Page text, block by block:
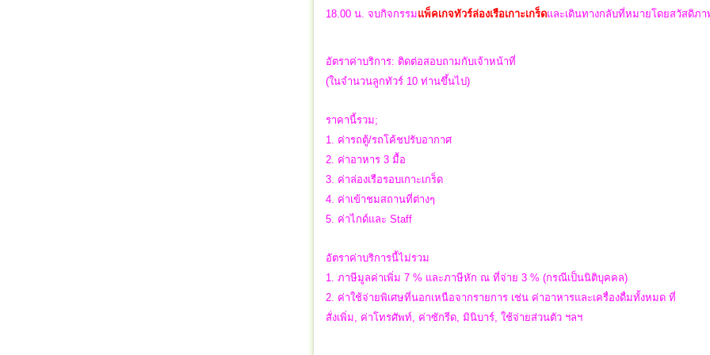
18.00 น. จบกิจกรรมแพ็คเกจทัวร์ล่องเรือเกาะเกร็ดและเดินทางกลับที่หมายโดยสวัสดิภา
อัตราค่าบริการ: ติดต่อสอบถามกับเจ้าหน้าที่
(ในจำนวนลูกทัวร์ 10 ท่านขึ้นไป)
ราคานี้รวม;
1. ค่ารถตู้/รถโค้ชปรับอากาศ
2. ค่าอาหาร 3 มื้อ
3. ค่าล่องเรือรอบเกาะเกร็ด
4. ค่าเข้าชมสถานที่ต่างๆ
5. ค่าไกด์และ Staff
อัตราค่าบริการนี้ไม่รวม
1. ภาษีมูลค่าเพิ่ม 7 % และภาษีหัก ณ ที่จ่าย 3 % (กรณีเป็นนิติบุคคล)
2. ค่าใช้จ่ายพิเศษที่นอกเหนือจากรายการ เช่น ค่าอาหารและเครื่องดื่มทั้งหมด ที่
สั่งเพิ่ม, ค่าโทรศัพท์, ค่าซักรีด, มินิบาร์, ใช้จ่ายส่วนตัว ฯลฯ